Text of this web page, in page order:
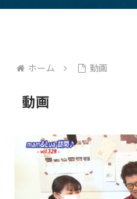
ホーム 動画
動画